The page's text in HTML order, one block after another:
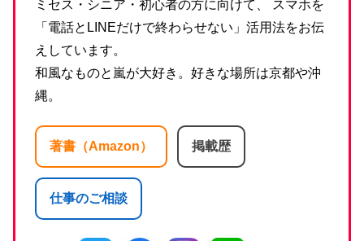
ミセス・シニア・初心者の方に向けて、 スマホを
「電話とLINEだけで終わらせない」活用法をお伝
えしています。
和風なものと嵐が大好き。好きな場所は京都や沖
縄。
著書（Amazon） 掲載歴
仕事のご相談